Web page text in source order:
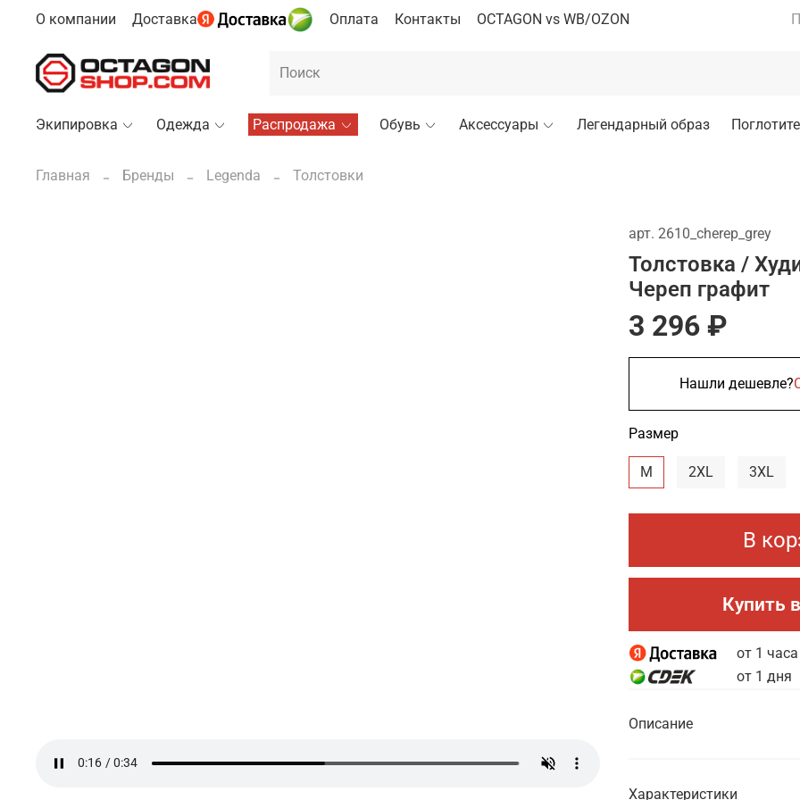
О компании Доставка Оплата Контакты OCTAGON vs WB/OZON
Экипировка Одежда Распродажа Обувь Аксессуары Легендарный образ
Главная Бренды Legenda Толстовки
арт. 2610_cherep_grey
Толстовка /
Череп графит
3 296 ₽
Нашли дешевле?
В
Купить
от 1 часа
от 1 дня
Размер
M 2XL 3XL
Описание
Характеристики